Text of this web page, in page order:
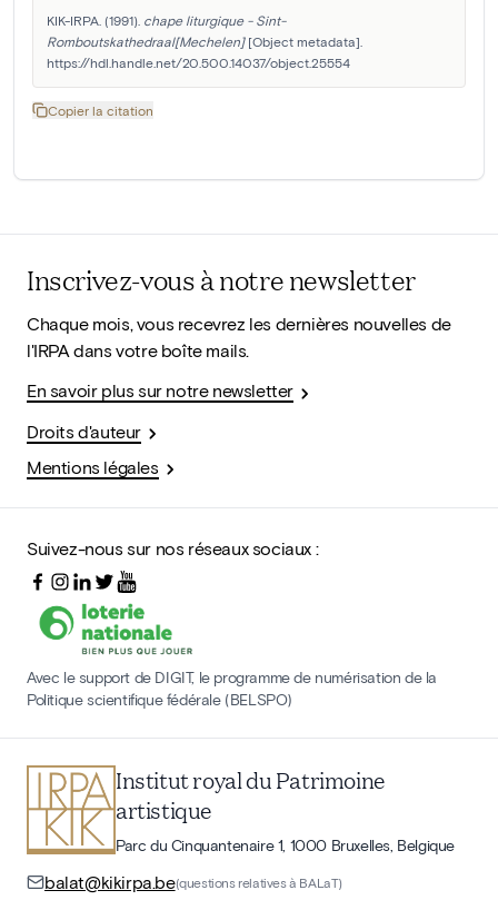
KIK-IRPA. (1991). chape liturgique - Sint-
Romboutskathedraal[Mechelen] [Object metadata].
https://hdl.handle.net/20.500.14037/object.25554
Copier la citation
Inscrivez-vous à notre newsletter
Chaque mois, vous recevrez les dernières nouvelles de
l'IRPA dans votre boîte mails.
En savoir plus sur notre newsletter
Droits d'auteur
Mentions légales
Suivez-nous sur nos réseaux sociaux :
Avec le support de DIGIT, le programme de numérisation de la
Politique scientifique fédérale (BELSPO)
Institut royal du Patrimoine
artistique
Parc du Cinquantenaire 1, 1000 Bruxelles, Belgique
balat@kikirpa.be(questions relatives à BALaT)